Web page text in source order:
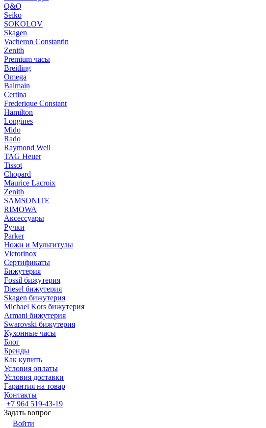
Q&Q
Seiko
SOKOLOV
Skagen
Vacheron Constantin
Zenith
Premium часы
Breitling
Omega
Balmain
Certina
Frederique Constant
Hamilton
Longines
Mido
Rado
Raymond Weil
TAG Heuer
Tissot
Chopard
Maurice Lacroix
Zenith
SAMSONITE
RIMOWA
Аксессуары
Ручки
Parker
Ножи и Мультитулы
Victorinox
Сертификаты
Бижутерия
Fossil бижутерия
Diesel бижутерия
Skagen бижутерия
Michael Kors бижутерия
Armani бижутерия
Swarovski бижутерия
Кухонные часы
Блог
Бренды
Как купить
Условия оплаты
Условия доставки
Гарантия на товар
Контакты
+7 964 519-43-19
Задать вопрос
Войти